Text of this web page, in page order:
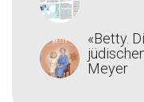
«Betty.
Meyer